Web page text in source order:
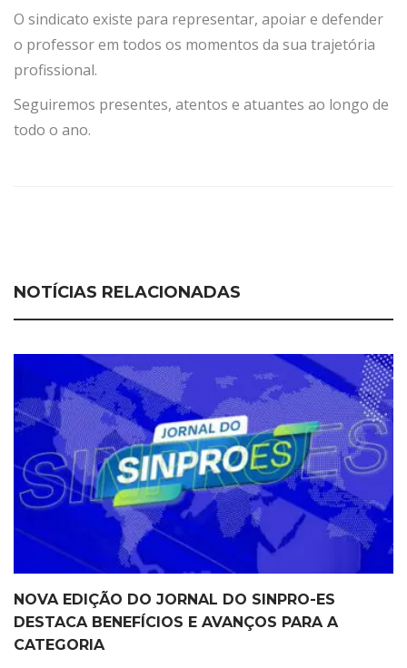
O sindicato existe para representar, apoiar e defender
o professor em todos os momentos da sua trajetória
profissional.
Seguiremos presentes, atentos e atuantes ao longo de
todo o ano.
NOTÍCIAS RELACIONADAS
NOVA EDIÇÃO DO JORNAL DO SINPRO-ES
DESTACA BENEFÍCIOS E AVANÇOS PARA A
CATEGORIA